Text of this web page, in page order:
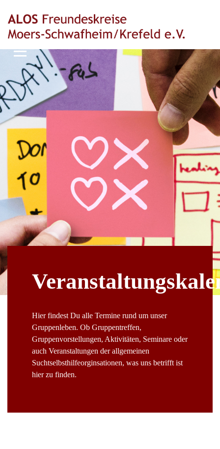
Hier findest Du alle Termine rund um unser
Gruppenleben. Ob Gruppentreffen,
Gruppenvorstellungen, Aktivitäten, Seminare oder
auch Veranstaltungen der allgemeinen
Suchtselbsthilfeorginsationen, was uns betrifft ist
hier zu finden.